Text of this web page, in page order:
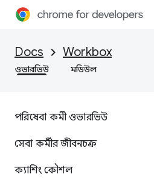
Docs Workbox
ওভারভিউ মডিউল
পরিষেবা কর্মী ওভারভিউ
সেবা কর্মীর জীবনচক্র
ক্যাশিং কৌশল